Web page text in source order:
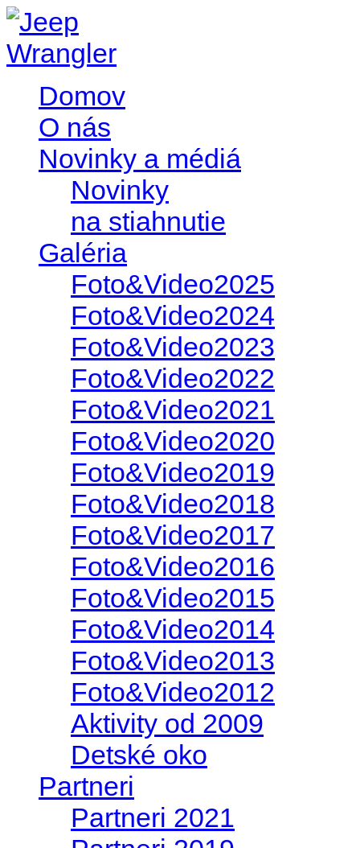
Domov
O nás
Novinky a médiá
Novinky
na stiahnutie
Galéria
Foto&Video2025
Foto&Video2024
Foto&Video2023
Foto&Video2022
Foto&Video2021
Foto&Video2020
Foto&Video2019
Foto&Video2018
Foto&Video2017
Foto&Video2016
Foto&Video2015
Foto&Video2014
Foto&Video2013
Foto&Video2012
Aktivity od 2009
Detské oko
Partneri
Partneri 2021